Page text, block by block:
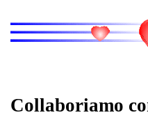
Collaboriamo